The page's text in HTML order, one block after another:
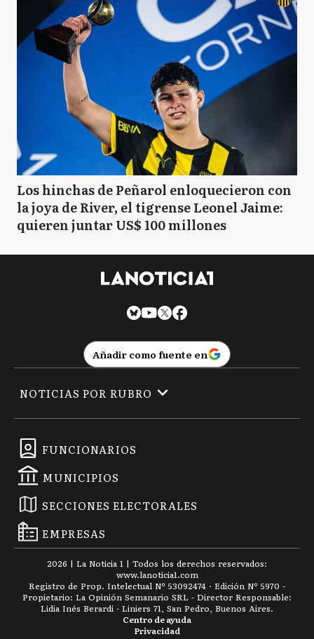
Los hinchas de Peñarol enloquecieron con
la joya de River, el tigrense Leonel Jaime:
quieren juntar US$ 100 millones
Añadir como fuente en
FUNCIONARIOS
MUNICIPIOS
SECCIONES ELECTORALES
EMPRESAS
NOTICIAS POR RUBRO
2026 | La Noticia 1 | Todos los derechos reservados:
www.lanoticia1.com
Registro de Prop. Intelectual Nº 53092474 · Edición Nº 5970 -
Propietario: La Opinión Semanario SRL - Director Responsable:
Lidia Inés Berardi - Liniers 71, San Pedro, Buenos Aires.
Privacidad
Centro de ayuda